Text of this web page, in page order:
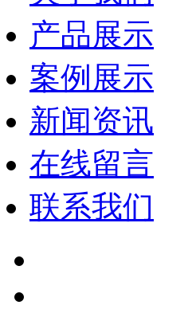
产品展示
案例展示
新闻资讯
在线留言
联系我们